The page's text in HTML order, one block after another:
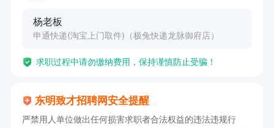
杨老板
申通快递(淘宝上门取件)（极兔快递龙脉御府店）
求职过程中请勿缴纳费用，保持谨慎防止受骗！
东明致才招聘网安全提醒
严禁用人单位做出任何损害求职者合法权益的违法违规行